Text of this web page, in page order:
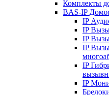
Комплекты
BAS-IP
IP
IP
IP
IP
IP
IP